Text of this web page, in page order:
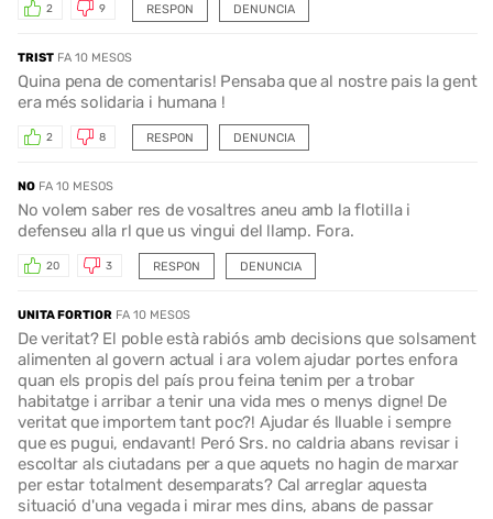
RESPON
2 9 DENUNCIA
TRIST FA 10 MESOS
Quina pena de comentaris! Pensaba que al nostre pais la gent
era més solidaria i humana !
RESPON
2 8 DENUNCIA
NO FA 10 MESOS
No volem saber res de vosaltres aneu amb la flotilla i
defenseu alla rl que us vingui del llamp. Fora.
RESPON
20 3 DENUNCIA
UNITA FORTIOR FA 10 MESOS
De veritat? El poble està rabiós amb decisions que solsament
alimenten al govern actual i ara volem ajudar portes enfora
quan els propis del país prou feina tenim per a trobar
habitatge i arribar a tenir una vida mes o menys digne! De
veritat que importem tant poc?! Ajudar és lluable i sempre
que es pugui, endavant! Peró Srs. no caldria abans revisar i
escoltar als ciutadans per a que aquets no hagin de marxar
per estar totalment desemparats? Cal arreglar aquesta
situació d'una vegada i mirar mes dins, abans de passar